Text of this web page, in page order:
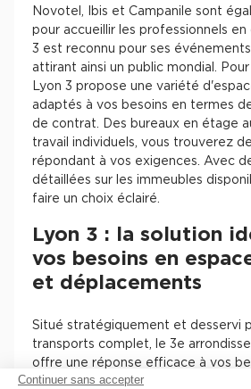
Novotel, Ibis et Campanile sont
pour accueillir les professionnels
3 est reconnu pour ses
attirant ainsi un public mondial.
Lyon 3 propose une variété
adaptés à vos besoins en termes
de contrat. Des bureaux en étage
travail individuels, vous trouverez
répondant à vos exigences. Avec
détaillées sur les immeubles
faire un choix éclairé.
Lyon 3 : la solution
vos besoins en
et déplacements
Situé stratégiquement et desservi
transports complet, le 3e
offre une réponse efficace à vos
professionnels en termes d'espace
Continuer sans accepter